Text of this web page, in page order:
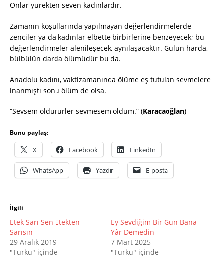
Onlar yürekten seven kadınlardır.
Zamanın koşullarında yapılmayan değerlendirmelerde
zenciler ya da kadınlar elbette birbirlerine benzeyecek; bu
değerlendirmeler alenileşecek, aynılaşacaktır. Gülün harda,
bülbülün darda ölümüdür bu da.
Anadolu kadını, vaktizamanında ölüme eş tutulan sevmelere
inanmıştı sonu ölüm de olsa.
“Sevsem öldürürler sevmesem öldüm.” (Karacaoğlan)
Bunu paylaş:
X Facebook LinkedIn
WhatsApp Yazdır E-posta
İlgili
Etek Sarı Sen Etekten
Sarısın
29 Aralık 2019
"Türkü" içinde
Ey Sevdiğim Bir Gün Bana
Yâr Demedin
7 Mart 2025
"Türkü" içinde